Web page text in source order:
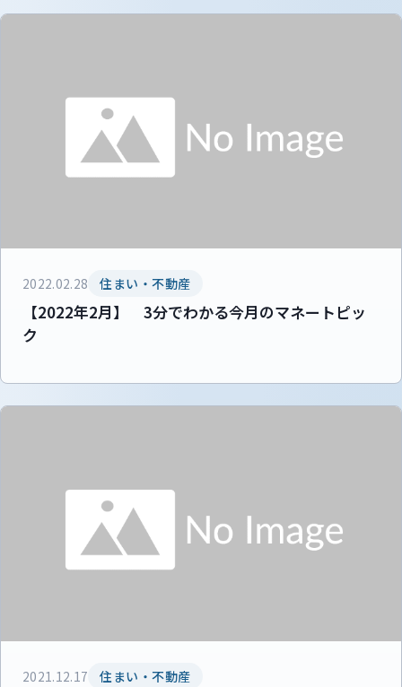
2022.02.28 住まい・不動産
【2022年2月】 3分でわかる今月のマネートピッ
ク
2021.12.17 住まい・不動産